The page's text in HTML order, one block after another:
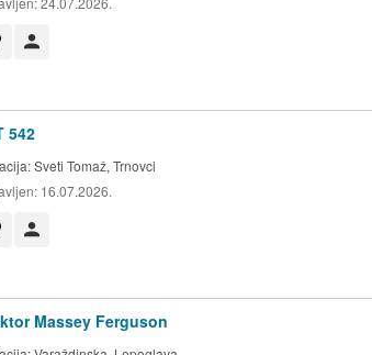
542
Sveti Tomaž, Trnovci
16.07.2026.
Massey Ferguson